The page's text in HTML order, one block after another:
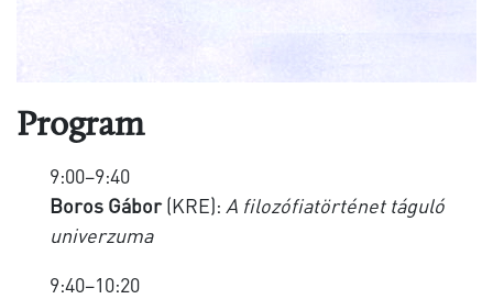
Program
9:00–9:40
Boros Gábor(KRE): A filozófiatörténet táguló
univerzuma
9:40–10:20